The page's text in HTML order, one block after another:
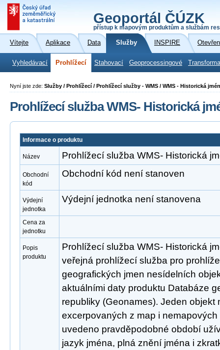
Geoportál ČÚZK
přístup k mapovým produktům a službám
Vítejte Aplikace Data Služby INSPIRE
Vyhledávací Prohlížecí Stahovací Geoprocessingové
Nyní jste zde: Služby / Prohlížecí / Prohlížecí služby - WMS / WMS - Historická
Prohlížecí služba WMS- Historická
Informace o produktu
Název Prohlížecí služba WMS- Historická
Obchodní
kód
Obchodní kód není stanoven
Výdejní
jednotka
Výdejní jednotka není stanovena
Cena za
jednotku
Popis
produktu
Prohlížecí služba WMS- Historická
veřejná prohlížecí služba pro
geografických jmen nesídelních
aktuálními daty produktu Databáze
republiky (Geonames). Jeden objekt
excerpovaných z map i
uvedeno pravděpodobné období
jazyk jména, plná znění jména i